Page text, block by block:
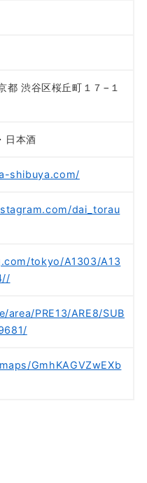
渋谷区桜丘町１７−１
日本酒
shibuya.com/
dai_torau
tokyo/A1303/A13
PRE13/ARE8/SUB
GmhKAGVZwEXb